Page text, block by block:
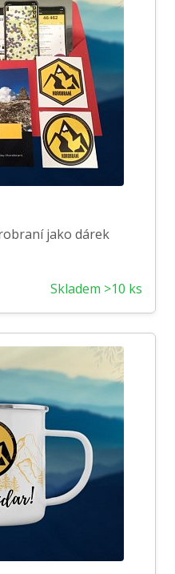
jako dárek
Skladem >10 ks